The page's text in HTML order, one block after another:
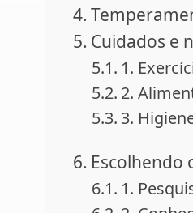
Cuidados e
1.
2.
3.
1.